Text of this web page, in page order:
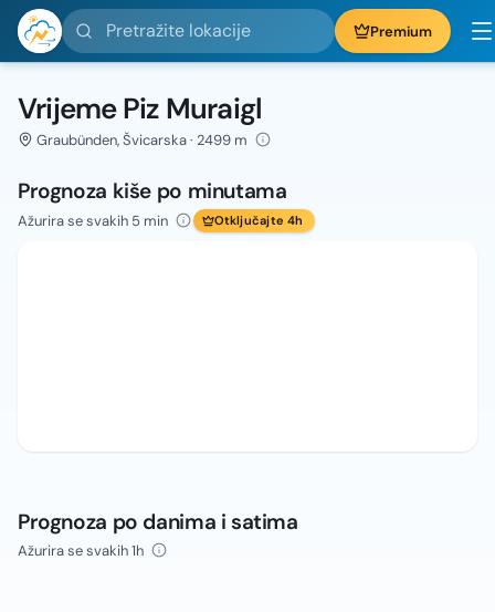
Pretražite lokacije Premium
Vrijeme Piz Muraigl
Graubünden, Švicarska · 2499 m
Prognoza kiše po minutama
Ažurira se svakih 5 min Otključajte 4h
Prognoza po danima i satima
Ažurira se svakih 1h